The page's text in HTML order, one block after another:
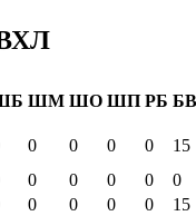
ШМ ШО ШП РБ БВ
0 0 0 0
15
0 0 0 0
0
0 0 0 0
15